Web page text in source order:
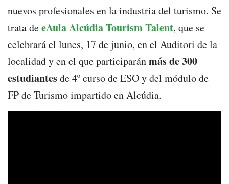
nuevos profesionales en la industria del turismo. Se
trata deeAula Alcúdia Tourism Talent, que se
celebrará el lunes, 17 de junio, en el Auditori de la
localidad y en el que participaránmás de 300
estudiantesde 4º curso de ESO y del módulo de
FP de Turismo impartido en Alcúdia.